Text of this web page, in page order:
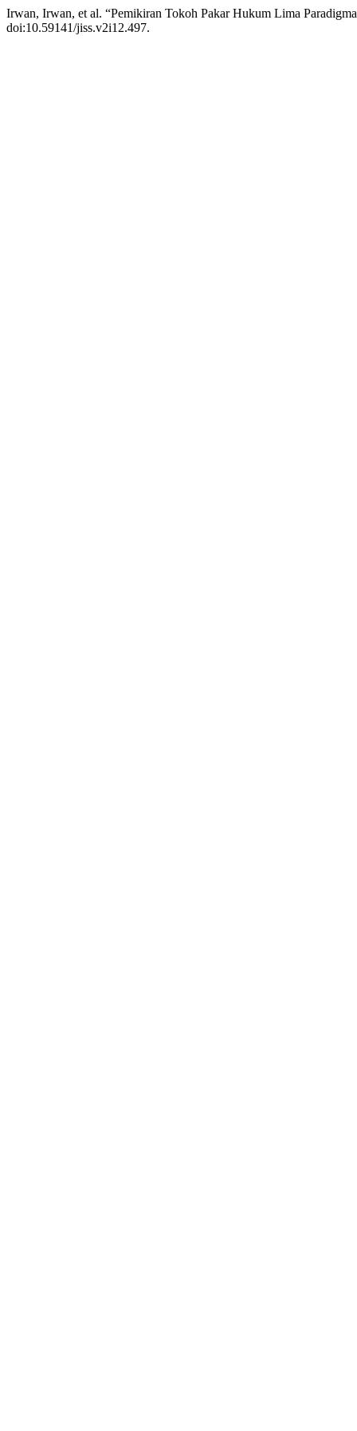
Irwan, Irwan, et al. “Pemikiran Tokoh Pakar Hukum Lima
doi:10.59141/jiss.v2i12.497.